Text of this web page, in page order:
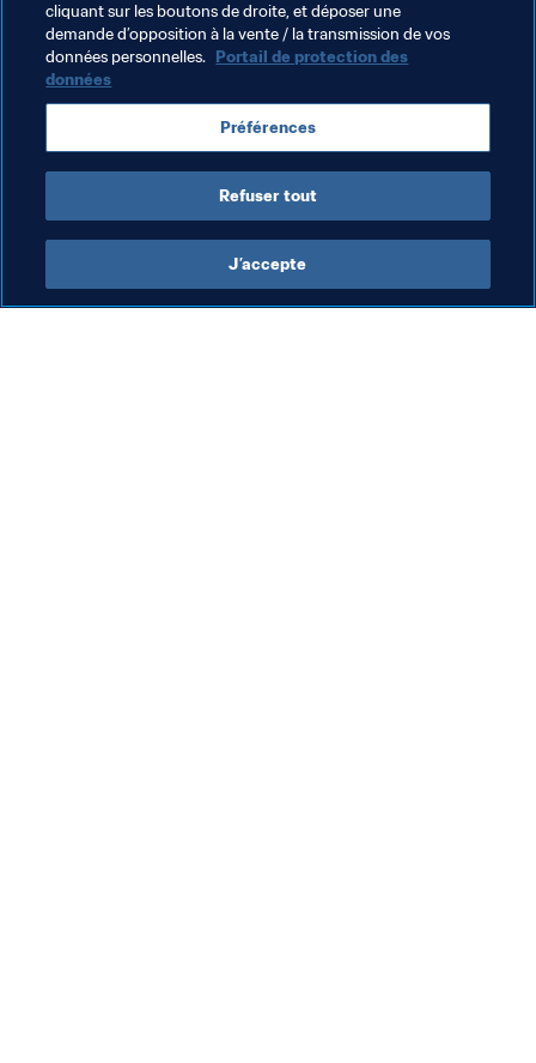
Thèmes en lien
Chile
cliquant sur les boutons de droite, et déposer une
demande d’opposition à la vente / la transmission de vos
données personnelles. Portail de protection des
données
Préférences
Refuser tout
J’accepte